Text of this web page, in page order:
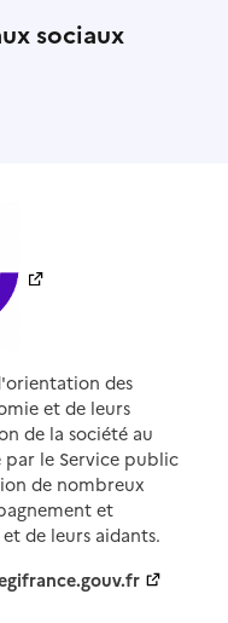
sociaux
des
et de leurs
de la société au
le Service public
de nombreux
et
de leurs aidants.